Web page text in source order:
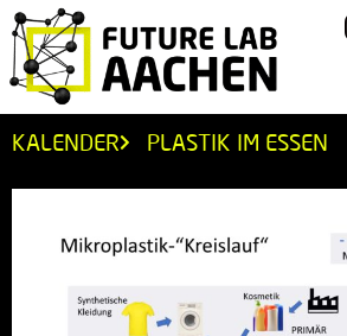
KALENDER PLASTIK IM ESSEN